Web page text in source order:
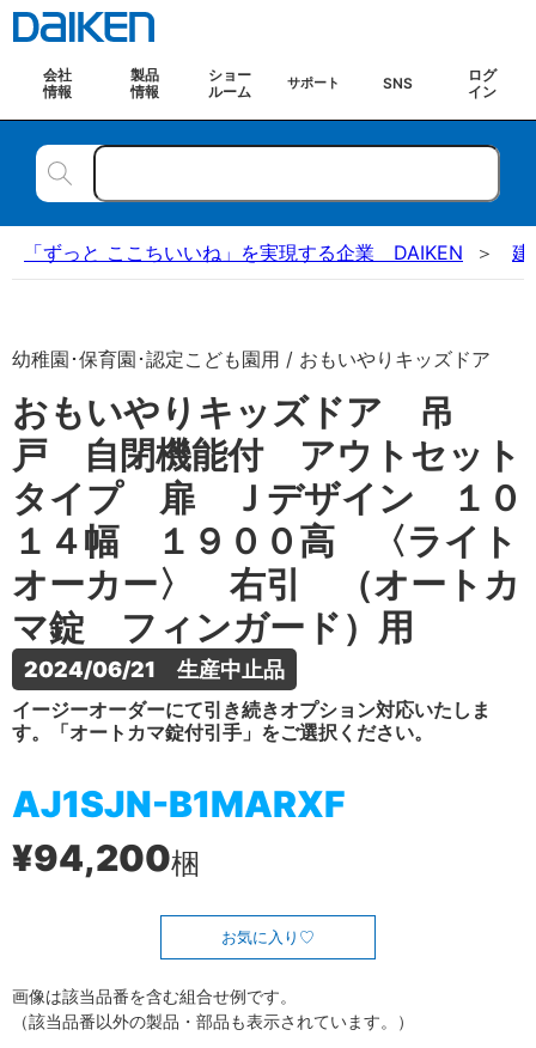
会社
情報
製品
情報
ショー
ルーム
サポート SNS
ログ
イン
「ずっと ここちいいね」を実現する企業 DAIKEN 建
幼稚園･保育園･認定こども園用 / おもいやりキッズドア
おもいやりキッズドア 吊
戸 自閉機能付 アウトセット
タイプ 扉 Ｊデザイン １０
１４幅 １９００高 〈ライト
オーカー〉 右引 （オートカ
マ錠 フィンガード）用
2024/06/21　生産中止品
イージーオーダーにて引き続きオプション対応いたしま
す。「オートカマ錠付引手」をご選択ください。
AJ1SJN-B1MARXF
¥94,200梱
お気に入り
画像は該当品番を含む組合せ例です。
（該当品番以外の製品・部品も表示されています。）